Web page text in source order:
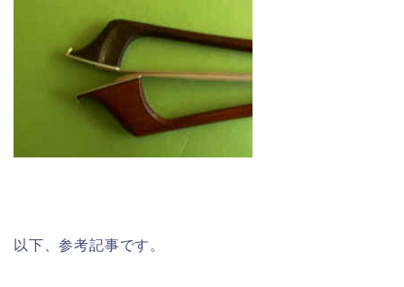
以下、参考記事です。